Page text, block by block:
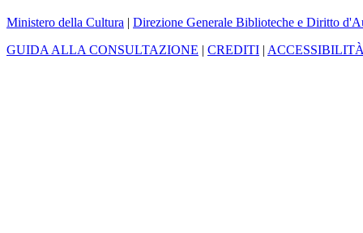
Ministero della Cultura | Direzione Generale Biblioteche e Diritto
GUIDA ALLA CONSULTAZIONE | CREDITI |